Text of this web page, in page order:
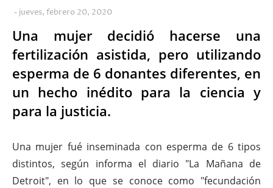
jueves, febrero 20, 2020
Una mujer decidió hacerse una
fertilización asistida, pero utilizando
esperma de 6 donantes diferentes, en
un hecho inédito para la ciencia y
para la justicia.
Una mujer fué inseminada con esperma de 6 tipos
distintos, según informa el diario "La Mañana de
Detroit", en lo que se conoce como "fecundación